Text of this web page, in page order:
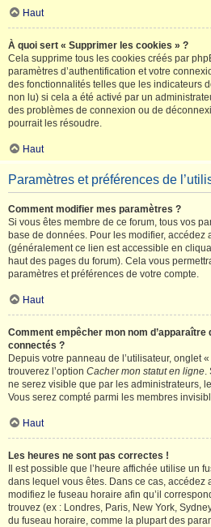
Haut
À quoi sert « Supprimer les cookies » ?
Cela supprime tous les cookies créés par
paramètres d’authentification et votre
des fonctionnalités telles que les indicateurs
non lu) si cela a été activé par un
des problèmes de connexion ou de
pourrait les résoudre.
Haut
Paramètres et préférences de
Comment modifier mes paramètres ?
Si vous êtes membre de ce forum, tous vos
base de données. Pour les modifier, accédez
(généralement ce lien est accessible en
haut des pages du forum). Cela vous
paramètres et préférences de votre compte.
Haut
Comment empêcher mon nom
connectés ?
Depuis votre panneau de l’utilisateur, onglet
trouverez l’option Cacher mon statut en ligne.
ne serez visible que par les administrateurs,
Vous serez compté parmi les membres
Haut
Les heures ne sont pas correctes !
Il est possible que l’heure affichée utilise un
dans lequel vous êtes. Dans ce cas, accédez
modifiez le fuseau horaire afin qu’il
trouvez (ex : Londres, Paris, New York,
du fuseau horaire, comme la plupart des